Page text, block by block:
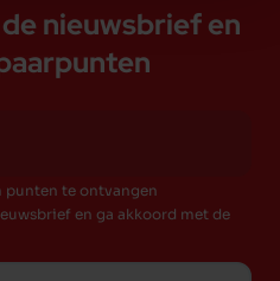
nieuwsbrief en
punten te ontvangen
en ga akkoord met de